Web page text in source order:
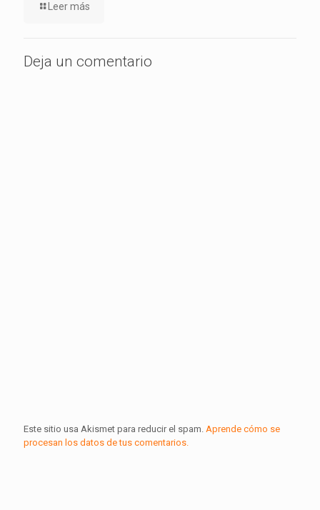
Leer más
Deja un comentario
Este sitio usa Akismet para reducir el spam. Aprende cómo se
procesan los datos de tus comentarios.